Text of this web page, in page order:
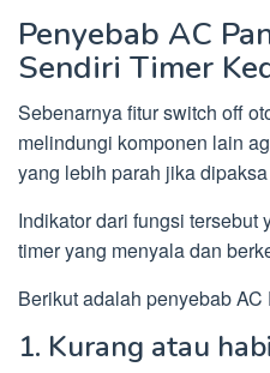
Penyebab AC
Sendiri Timer
Sebenarnya fitur switch off
melindungi komponen lain
yang lebih parah jika
Indikator dari fungsi tersebut
timer yang menyala dan
Berikut adalah penyebab
1. Kurang atau